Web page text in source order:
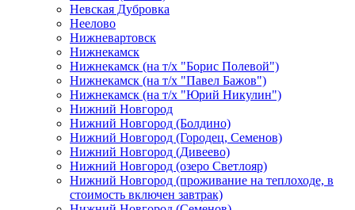
Невская Дубровка
Неелово
Нижневартовск
Нижнекамск
Нижнекамск (на т/х "Борис Полевой")
Нижнекамск (на т/х "Павел Бажов")
Нижнекамск (на т/х "Юрий Никулин")
Нижний Новгород
Нижний Новгород (Болдино)
Нижний Новгород (Городец, Семенов)
Нижний Новгород (Дивеево)
Нижний Новгород (озеро Светлояр)
Нижний Новгород (проживание на теплоходе, в
стоимость включен завтрак)